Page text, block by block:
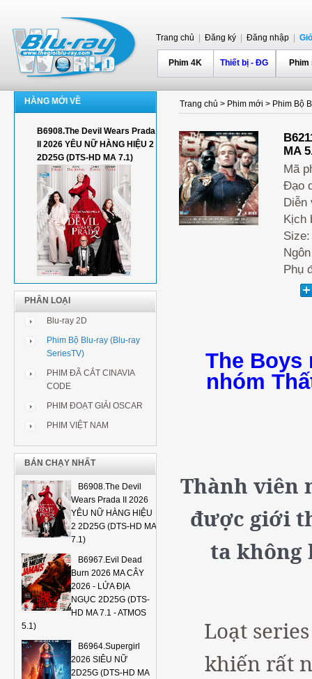
Trang chủ Đăng ký Đăng nhập
Phim 4K Thiết bị - ĐG
HÀNG MỚI VỀ
B6908.The Devil Wears Prada
II 2026 YÊU NỮ HÀNG HIỆU 2
2D25G (DTS-HD MA 7.1)
PHÂN LOẠI
Blu-ray 2D
Phim Bộ Blu-ray (Blu-ray
SeriesTV)
PHIM ĐÃ CẮT CINAVIA
CODE
PHIM ĐOẠT GIẢI OSCAR
PHIM VIỆT NAM
BÁN CHẠY NHẤT
B6908.The Devil
Wears Prada II 2026
YÊU NỮ HÀNG HIỆU
2 2D25G (DTS-HD MA
7.1)
B6967.Evil Dead
Burn 2026 MA CÂY
2026 - LỬA ĐỊA
NGỤC 2D25G (DTS-
HD MA 7.1 - ATMOS
5.1)
B6964.Supergirl
2026 SIÊU NỮ
2D25G (DTS-HD MA
Trang chủ > Phim mới > Phim Bộ
MA
Mã
Đạo
Diễn
Kịch
Phụ
The Boys
nhóm
Thành viên
được giới
ta không
Loạt
khiến rất